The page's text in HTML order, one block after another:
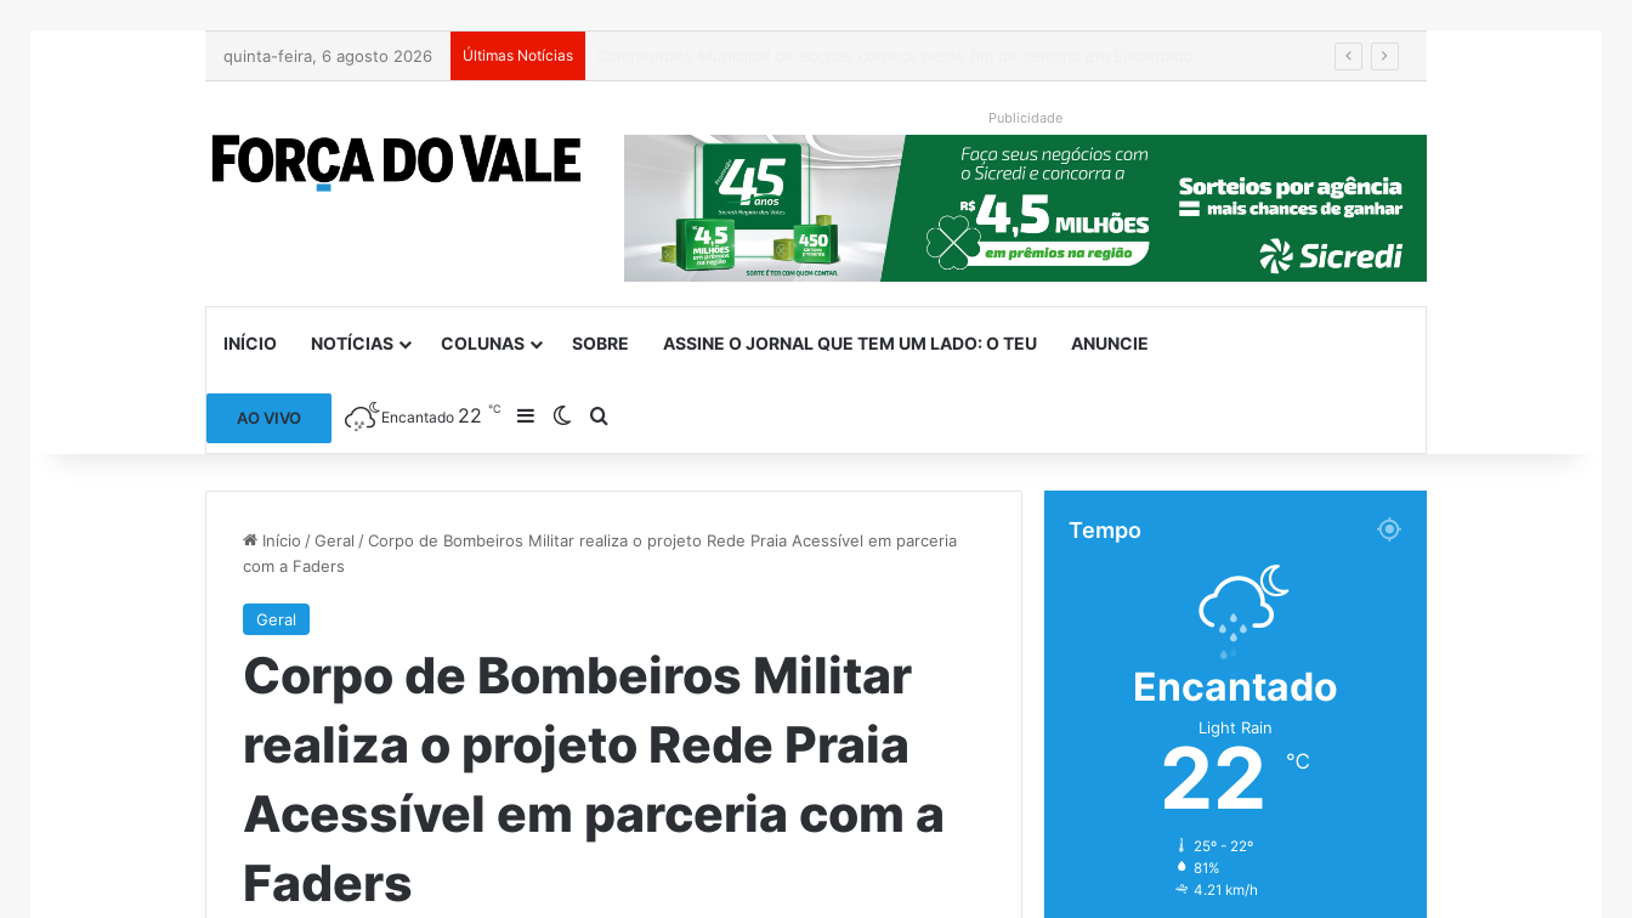
quinta-feira, 6 agosto 2026 Últimas Notícias
Publicidade
INÍCIO NOTÍCIAS COLUNAS SOBRE ASSINE O JORNAL QUE TEM UM LADO: O TEU ANUNCIE
AO VIVO Encantado 22℃ Barra Lateral
Switch skin
Início / Geral / Corpo de Bombeiros Militar realiza o projeto Rede Praia Acessível em parceria
com a Faders
Geral
Corpo de Bombeiros Militar
realiza o projeto Rede Praia
Acessível em parceria com a
Faders
Tempo
Encantado
Light Rain
22 ℃
25º - 22º
81%
4.21 km/h